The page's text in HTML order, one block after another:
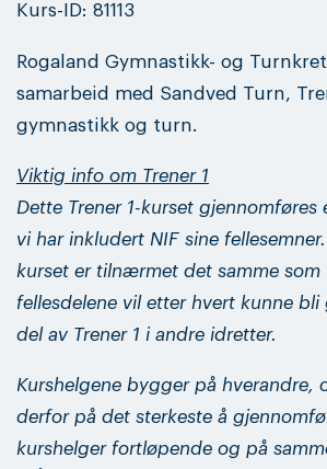
Kurs-ID: 81113
Rogaland Gymnastikk- og
samarbeid med Sandved Turn,
gymnastikk og turn.
Viktig info om Trener 1
Dette Trener 1-kurset gjennomføres
vi har inkludert NIF sine
kurset er tilnærmet det samme som
fellesdelene vil etter hvert kunne bli
del av Trener 1 i andre idretter.
Kurshelgene bygger på hverandre,
derfor på det sterkeste å
kurshelger fortløpende og på